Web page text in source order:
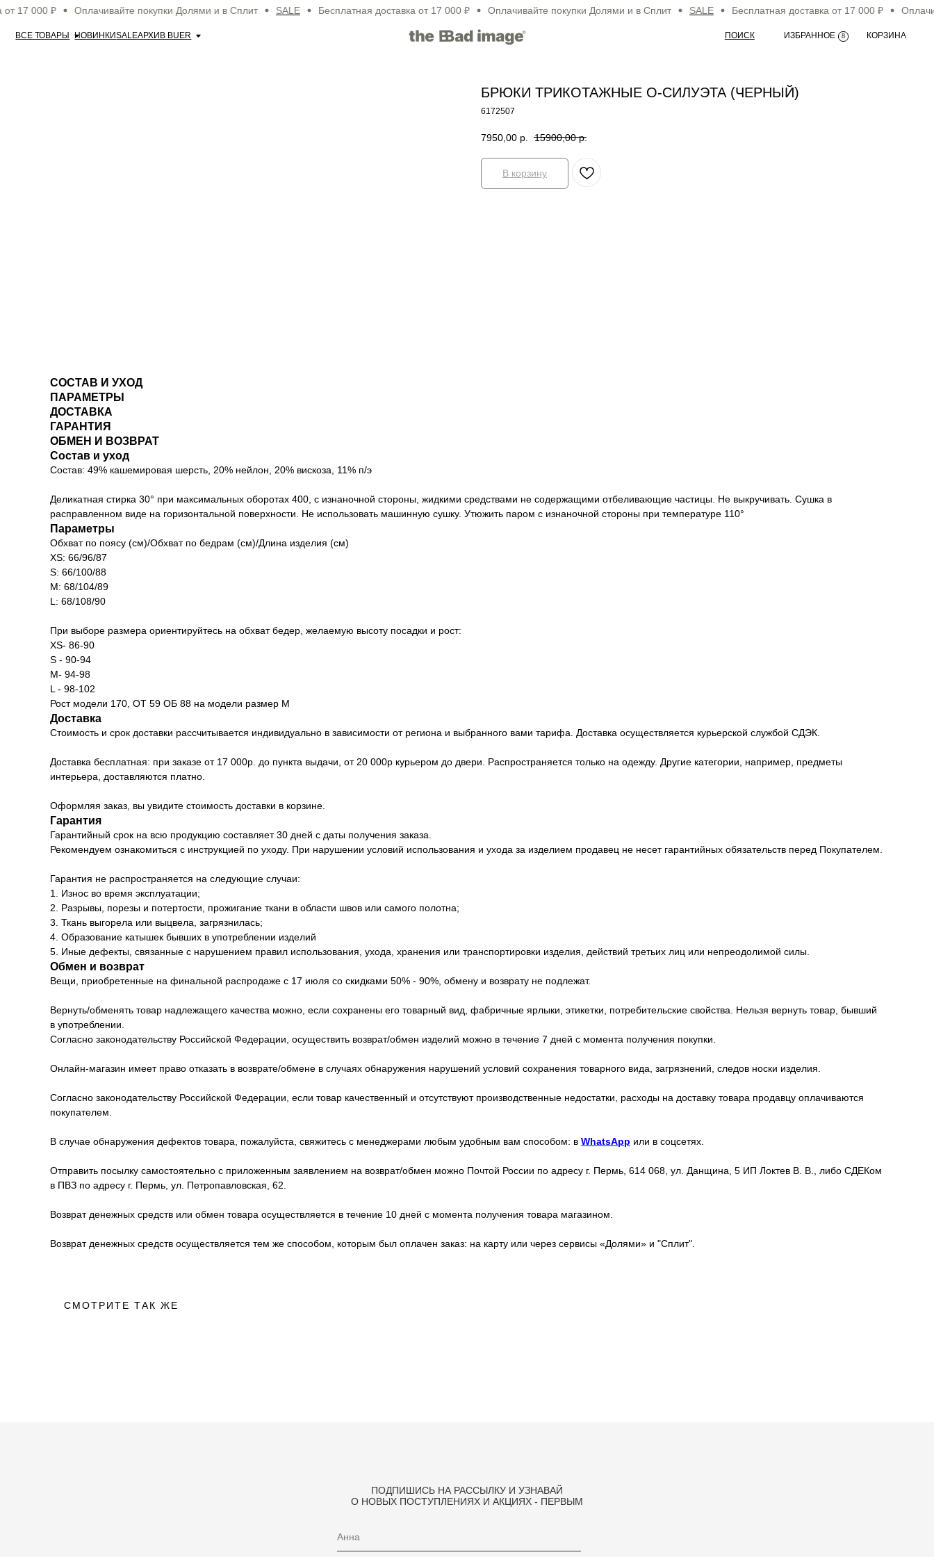
000 ₽ Оплачивайте покупки Долями и в Сплит SALE Бесплатная доставка от 17 000 ₽ Оплачивайте покупки Долями и в Сплит SALE Бесплатная доставка от 17 000 ₽
ВСЕ ТОВАРЫ НОВИНКИSALEАРХИВ BUER КОРЗИНА
ИЗБРАННОЕ 8
БРЮКИ ТРИКОТАЖНЫЕ О-СИЛУЭТА (ЧЕРНЫЙ)
6172507
7950,00 р. 15900,00 р.
В корзину
СОСТАВ И УХОД
ПАРАМЕТРЫ
ДОСТАВКА
ГАРАНТИЯ
ОБМЕН И ВОЗВРАТ
Состав и уход
Состав: 49% кашемировая шерсть, 20% нейлон, 20% вискоза, 11% п/э
Деликатная стирка 30° при максимальных оборотах 400, с изнаночной стороны, жидкими средствами не содержащими отбеливающие частицы. Не выкручивать. Сушка в
расправленном виде на горизонтальной поверхности. Не использовать машинную сушку. Утюжить паром с изнаночной стороны при температуре 110°
Параметры
Обхват по поясу (см)/Обхват по бедрам (см)/Длина изделия (см)
XS: 66/96/87
S: 66/100/88
M: 68/104/89
L: 68/108/90
При выборе размера ориентируйтесь на обхват бедер, желаемую высоту посадки и рост:
XS- 86-90
S - 90-94
М- 94-98
L - 98-102
Рост модели 170, ОТ 59 ОБ 88 на модели размер М
Доставка
Стоимость и срок доставки рассчитывается индивидуально в зависимости от региона и выбранного вами тарифа. Доставка осуществляется курьерской службой СДЭК.
Доставка бесплатная: при заказе от 17 000р. до пункта выдачи, от 20 000р курьером до двери. Распространяется только на одежду. Другие категории, например, предметы
интерьера, доставляются платно.
Оформляя заказ, вы увидите стоимость доставки в корзине.
Гарантия
Гарантийный срок на всю продукцию составляет 30 дней с даты получения заказа.
Рекомендуем ознакомиться с инструкцией по уходу. При нарушении условий использования и ухода за изделием продавец не несет гарантийных обязательств перед Покупателем.
Гарантия не распространяется на следующие случаи:
1. Износ во время эксплуатации;
2. Разрывы, порезы и потертости, прожигание ткани в области швов или самого полотна;
3. Ткань выгорела или выцвела, загрязнилась;
4. Образование катышек бывших в употреблении изделий
5. Иные дефекты, связанные с нарушением правил использования, ухода, хранения или транспортировки изделия, действий третьих лиц или непреодолимой силы.
Обмен и возврат
Вещи, приобретенные на финальной распродаже с 17 июля со скидками 50% - 90%, обмену и возврату не подлежат.
Вернуть/обменять товар надлежащего качества можно, если сохранены его товарный вид, фабричные ярлыки, этикетки, потребительские свойства. Нельзя вернуть товар, бывший
в употреблении.
Согласно законодательству Российской Федерации, осуществить возврат/обмен изделий можно в течение 7 дней с момента получения покупки.
Онлайн-магазин имеет право отказать в возврате/обмене в случаях обнаружения нарушений условий сохранения товарного вида, загрязнений, следов носки изделия.
Согласно законодательству Российской Федерации, если товар качественный и отсутствуют производственные недостатки, расходы на доставку товара продавцу оплачиваются
покупателем.
В случае обнаружения дефектов товара, пожалуйста, свяжитесь с менеджерами любым удобным вам способом: в WhatsApp или в соцсетях.
Отправить посылку самостоятельно с приложенным заявлением на возврат/обмен можно Почтой России по адресу г. Пермь, 614 068, ул. Данщина, 5 ИП Локтев В. В., либо СДЕКом
в ПВЗ по адресу г. Пермь, ул. Петропавловская, 62.
Возврат денежных средств или обмен товара осуществляется в течение 10 дней с момента получения товара магазином.
Возврат денежных средств осуществляется тем же способом, которым был оплачен заказ: на карту или через сервисы «Долями» и "Сплит".
СМОТРИТЕ ТАК ЖЕ
ПОДПИШИСЬ НА РАССЫЛКУ И УЗНАВАЙ
О НОВЫХ ПОСТУПЛЕНИЯХ И АКЦИЯХ - ПЕРВЫМ